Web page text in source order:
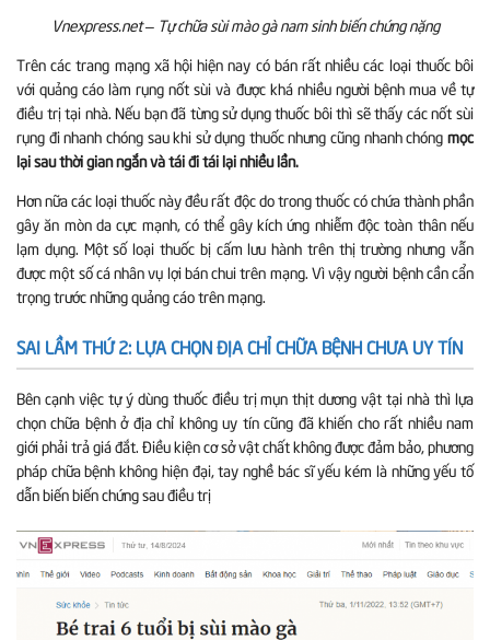
Vnexpress.net – Tự chữa sùi mào gà nam sinh biến chứng nặng
Trên các trang mạng xã hội hiện nay có bán rất nhiều các loại thuốc bôi
với quảng cáo làm rụng nốt sùi và được khá nhiều người bệnh mua về tự
điều trị tại nhà. Nếu bạn đã từng sử dụng thuốc bôi thì sẽ thấy các nốt sùi
rụng đi nhanh chóng sau khi sử dụng thuốc nhưng cũng nhanh chóng mọc
lại sau thời gian ngắn và tái đi tái lại nhiều lần.
Hơn nữa các loại thuốc này đều rất độc do trong thuốc có chứa thành phần
gây ăn mòn da cực mạnh, có thể gây kích ứng nhiễm độc toàn thân nếu
lạm dụng. Một số loại thuốc bị cấm lưu hành trên thị trường nhưng vẫn
được một số cá nhân vụ lợi bán chui trên mạng. Vì vậy người bệnh cần cẩn
trọng trước những quảng cáo trên mạng.
SAI LẦM THỨ 2: LỰA CHỌN ĐỊA CHỈ CHỮA BỆNH CHƯA UY TÍN
Bên cạnh việc tự ý dùng thuốc điều trị mụn thịt dương vật tại nhà thì lựa
chọn chữa bệnh ở địa chỉ không uy tín cũng đã khiến cho rất nhiều nam
giới phải trả giá đắt. Điều kiện cơ sở vật chất không được đảm bảo, phương
pháp chữa bệnh không hiện đại, tay nghề bác sĩ yếu kém là những yếu tố
dẫn biến biến chứng sau điều trị